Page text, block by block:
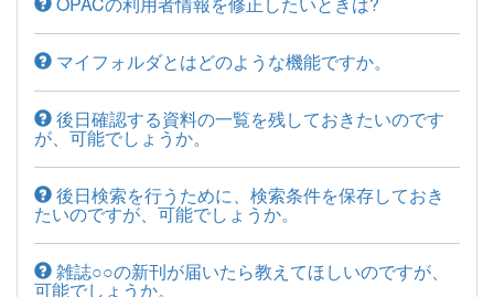
マイフォルダとはどのような機能ですか。
後日確認する資料の一覧を残しておきたいのです
が、可能でしょうか。
後日検索を行うために、検索条件を保存しておき
たいのですが、可能でしょうか。
雑誌○○の新刊が届いたら教えてほしいのですが、
可能でしょうか。